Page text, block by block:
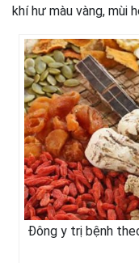
khí hư màu vàng, mùi
Đông y trị bệnh